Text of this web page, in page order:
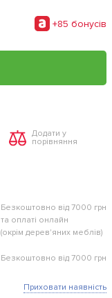
+85 бонусiв
Додати у
порівняння
Безкоштовно від 7000 грн
та оплаті онлайн
(окрім дерев'яних меблів)
Безкоштовно від 7000 грн
Приховати наявність